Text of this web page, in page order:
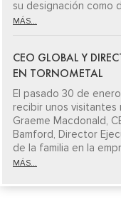
su designación como
MÁS...
CEO GLOBAL Y
EN TORNOMETAL
El pasado 30 de
recibir unos visitantes
Graeme Macdonald,
Bamford, Director
de la familia en la
MÁS...